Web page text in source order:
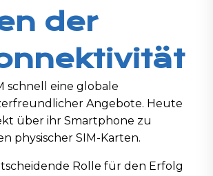
der
schnell eine globale
Angebote. Heute
über ihr Smartphone zu
physischer SIM-Karten.
Rolle für den Erfolg